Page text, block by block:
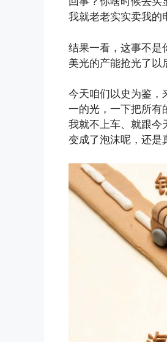
我就老老实实卖我的
结果一看，这事不是
美光的产能抢光了以
今天咱们以史为鉴，
一的光，一下把所有
我就不上车、就跟今
变成了泡沫呢，还是